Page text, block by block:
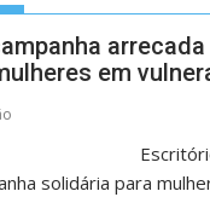
em
solidária para